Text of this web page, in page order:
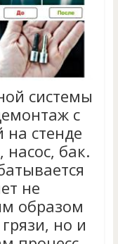
системы
с
на стенде
бак.
не
образом
но и